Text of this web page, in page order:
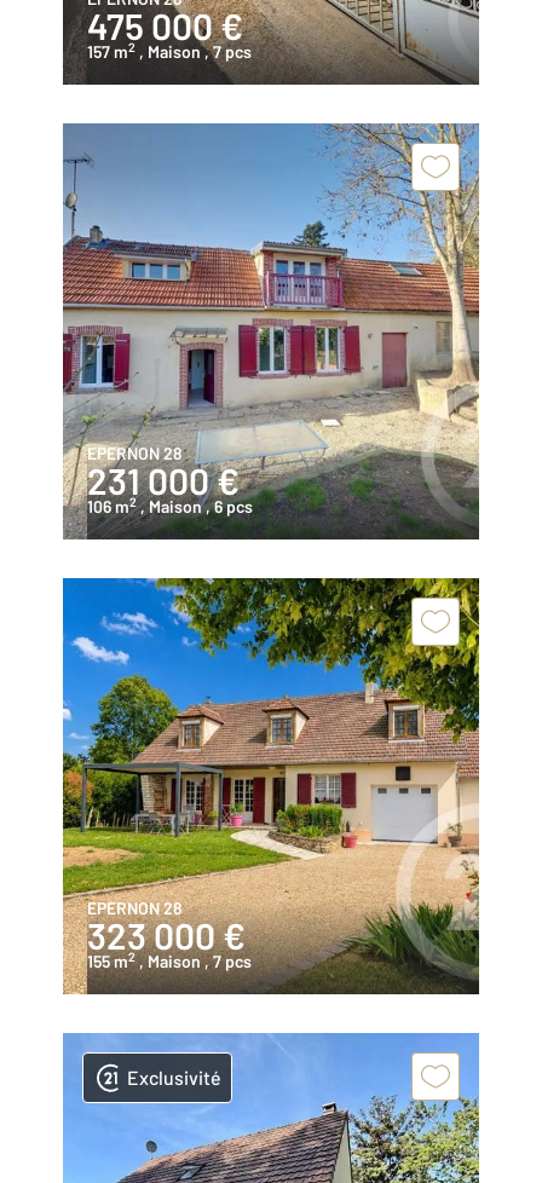
475 000 €
157 m2 , Maison , 7 pcs
EPERNON 28
231 000 €
106 m2 , Maison, 6 pcs
EPERNON 28
323 000 €
155 m2 , Maison, 7 pcs
Exclusivité